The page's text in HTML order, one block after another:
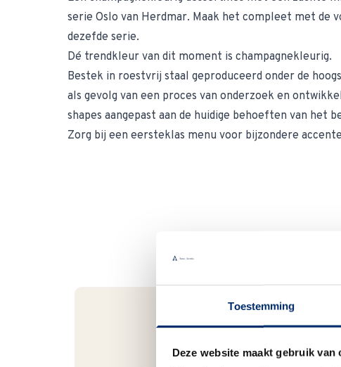
Toestemming
Deze website maakt gebruik van
serie Oslo van Herdmar. Maak het compleet met de
dezefde serie.
Dé trendkleur van dit moment is champagnekleurig.
Bestek in roestvrij staal geproduceerd onder de
als gevolg van een proces van onderzoek en
shapes aangepast aan de huidige behoeften van het
Zorg bij een eersteklas menu voor bijzondere
Bel gerust